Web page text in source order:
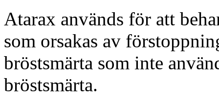
Atarax används för att
som orsakas av
bröstsmärta som inte
bröstsmärta.